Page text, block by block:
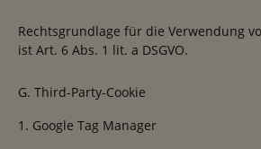
Rechtsgrundlage für die Verwendung
ist Art. 6 Abs. 1 lit. a DSGVO.
G. Third-Party-Cookie
1. Google Tag Manager